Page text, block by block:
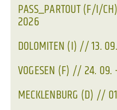
PASS_PARTOUT (F/I/
2026
DOLOMITEN (I) // 13.
VOGESEN (F) // 24.
MECKLENBURG (D) //